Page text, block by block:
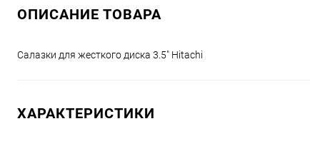
ОПИСАНИЕ ТОВАРА
Салазки для жесткого диска 3.5" Hitachi
ХАРАКТЕРИСТИКИ